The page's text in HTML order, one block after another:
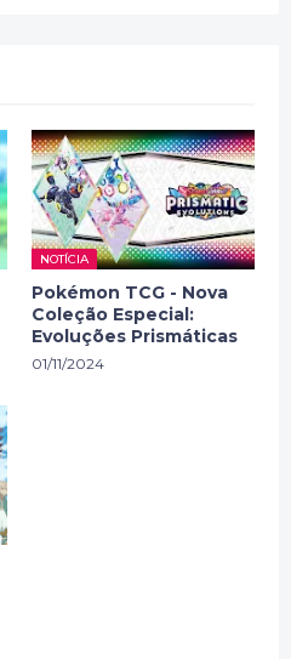
NOTÍCIA
Pokémon TCG - Nova
Coleção Especial:
Evoluções Prismáticas
01/11/2024